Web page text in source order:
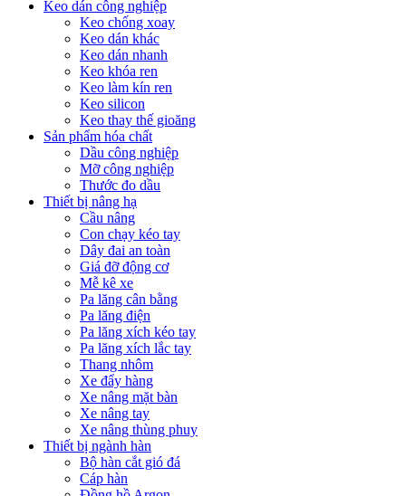
Keo dán công nghiệp
Keo chống xoay
Keo dán khác
Keo dán nhanh
Keo khóa ren
Keo làm kín ren
Keo silicon
Keo thay thế gioăng
Sản phẩm hóa chất
Dầu công nghiệp
Mỡ công nghiệp
Thước đo dầu
Thiết bị nâng hạ
Cầu nâng
Con chạy kéo tay
Dây đai an toàn
Giá đỡ động cơ
Mễ kê xe
Pa lăng cân bằng
Pa lăng điện
Pa lăng xích kéo tay
Pa lăng xích lắc tay
Thang nhôm
Xe đẩy hàng
Xe nâng mặt bàn
Xe nâng tay
Xe nâng thùng phuy
Thiết bị ngành hàn
Bộ hàn cắt gió đá
Cáp hàn